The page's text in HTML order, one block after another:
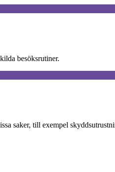
besöksrutiner.
saker, till exempel